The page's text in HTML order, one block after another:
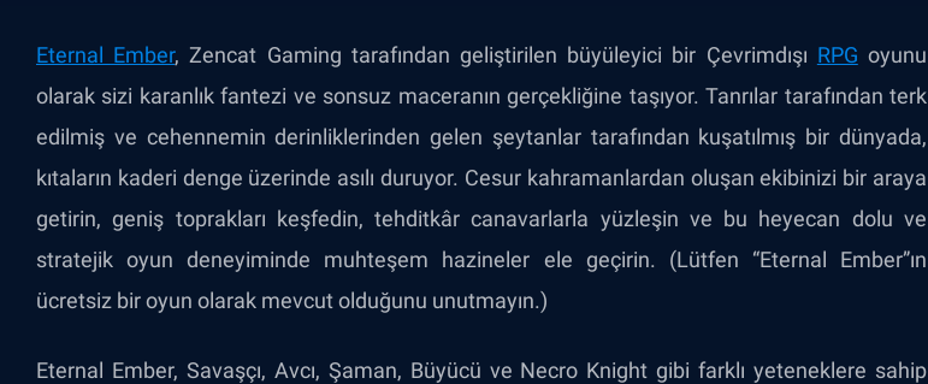
Eternal Ember, Zencat Gaming tarafından geliştirilen büyüleyici bir Çevrimdışı RPG oyunu
olarak sizi karanlık fantezi ve sonsuz maceranın gerçekliğine taşıyor. Tanrılar tarafından terk
edilmiş ve cehennemin derinliklerinden gelen şeytanlar tarafından kuşatılmış bir dünyada,
kıtaların kaderi denge üzerinde asılı duruyor. Cesur kahramanlardan oluşan ekibinizi bir araya
getirin, geniş toprakları keşfedin, tehditkâr canavarlarla yüzleşin ve bu heyecan dolu ve
stratejik oyun deneyiminde muhteşem hazineler ele geçirin. (Lütfen “Eternal Ember”ın
ücretsiz bir oyun olarak mevcut olduğunu unutmayın.)
Eternal Ember, Savaşçı, Avcı, Şaman, Büyücü ve Necro Knight gibi farklı yeteneklere sahip